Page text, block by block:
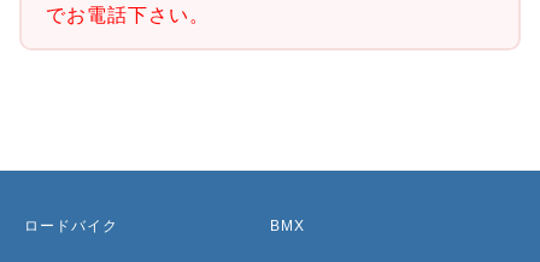
でお電話下さい。
ロードバイク BMX